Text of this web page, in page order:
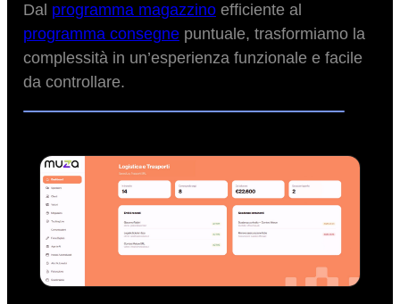
Dal programma magazzinoefficiente al
programma consegnepuntuale, trasformiamo la
complessità in un’esperienza funzionale e facile
da controllare.